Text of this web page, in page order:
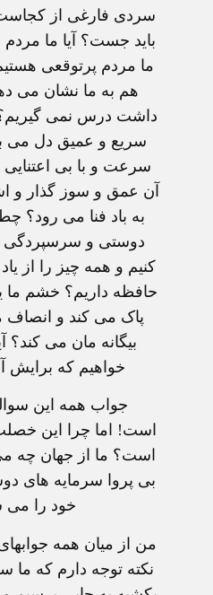
سردی فارغی از
بايد جست؟ آيا ما مردم
ما مردم پرتوقعی
هم به ما نشان می
داشت درس نمی گيريم؟
سريع و عميق دل می
سرعت و با بی
آن عمق و سوز گذار و
به باد فنا می رود؟
دوستی و سرسپردگی
کنيم و همه چيز را از
حافظه داريم؟ خشم ما
پاک می کند و انصاف
بيگانه مان می کند؟
خواهيم که برايش
جواب همه اين
است! اما چرا اين
است؟ ما از جهان چه
بی پروا سرمايه های
خود را می
من از ميان همه
نکته توجه دارم که ما